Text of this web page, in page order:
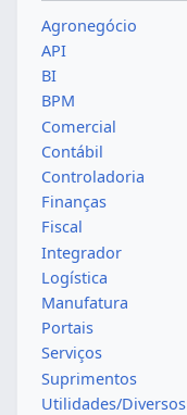
Agronegócio
API
BI
BPM
Comercial
Contábil
Controladoria
Finanças
Fiscal
Integrador
Logística
Manufatura
Portais
Serviços
Suprimentos
Utilidades/Diversos